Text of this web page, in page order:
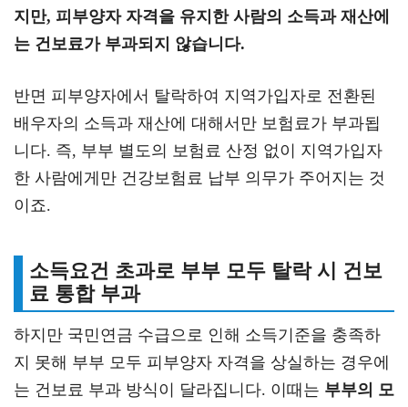
지만, 피부양자 자격을 유지한 사람의 소득과 재산에
는 건보료가 부과되지 않습니다.
반면 피부양자에서 탈락하여 지역가입자로 전환된
배우자의 소득과 재산에 대해서만 보험료가 부과됩
니다. 즉, 부부 별도의 보험료 산정 없이 지역가입자
한 사람에게만 건강보험료 납부 의무가 주어지는 것
이죠.
소득요건 초과로 부부 모두 탈락 시 건보
료 통합 부과
하지만 국민연금 수급으로 인해 소득기준을 충족하
지 못해 부부 모두 피부양자 자격을 상실하는 경우에
는 건보료 부과 방식이 달라집니다. 이때는 부부의 모